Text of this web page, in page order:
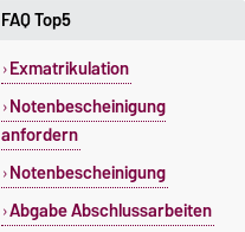
FAQ Top5
Exmatrikulation
Notenbescheinigung
anfordern
Notenbescheinigung
Abgabe Abschlussarbeiten